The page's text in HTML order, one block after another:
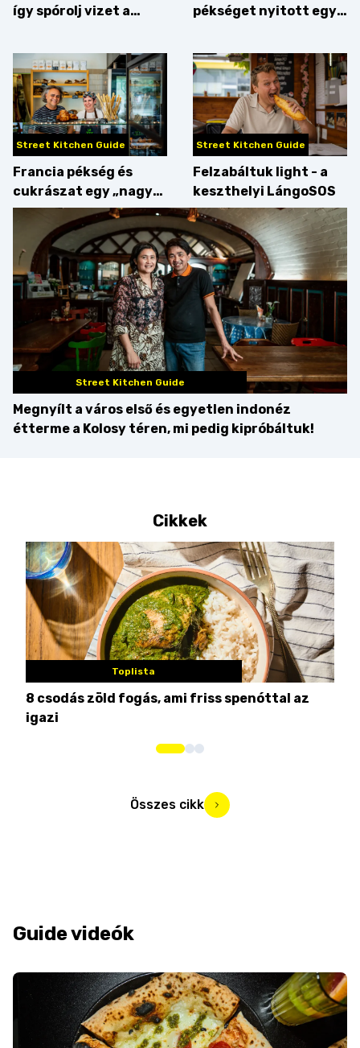
így spórolj vizet a
pékséget nyitott egy
Street Kitchen Guide
Francia pékség és
cukrászat egy „nagy
csipetnyi” empátiával
Street Kitchen Guide
Felzabáltuk light - a
keszthelyi LángoSOS
Street Kitchen Guide
Megnyílt a város első és egyetlen indonéz
étterme a Kolosy téren, mi pedig kipróbáltuk!
Cikkek
Toplista
8 csodás zöld fogás, ami friss spenóttal az
igazi
Összes cikk
Guide videók